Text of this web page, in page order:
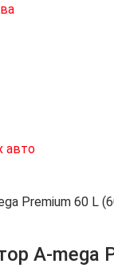
авто
Premium 60 L
A-mega